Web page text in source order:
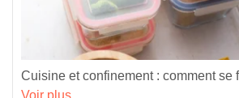
Cuisine et confinement : comment se
Voir plus